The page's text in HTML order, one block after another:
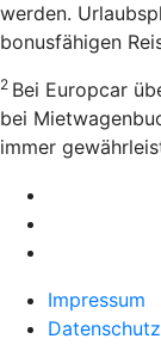
werden.
bonusfähigen
2 Bei Europcar
bei
immer
Impressum
Datenschutz